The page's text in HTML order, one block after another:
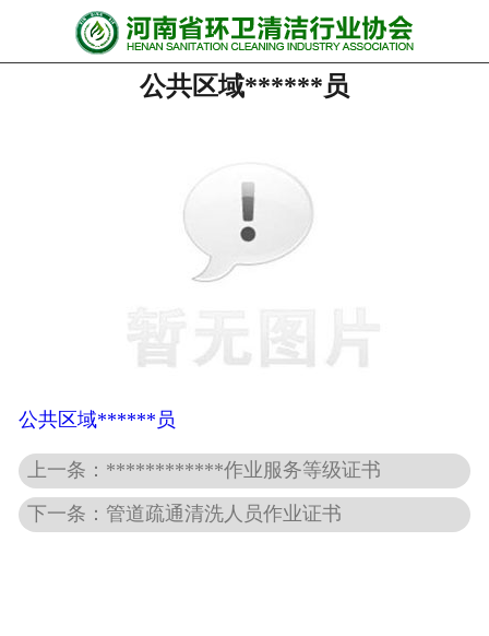
网站首页
协会动态
党政要闻
联系我们
公共区域******员
公共区域******员
上一条：************作业服务等级证书
下一条：管道疏通清洗人员作业证书